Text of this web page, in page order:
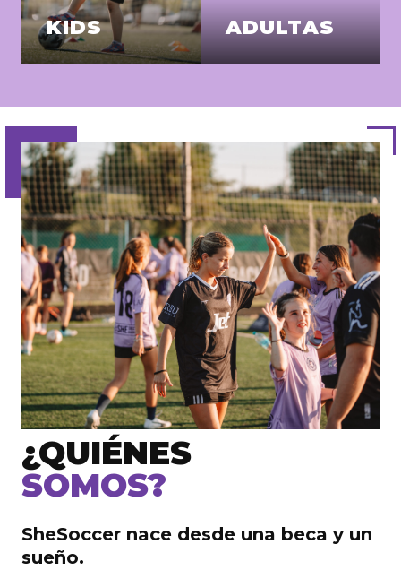
KIDS ADULTAS
¿QUIÉNES
SOMOS?
SheSoccer nace desde una beca y un
sueño.